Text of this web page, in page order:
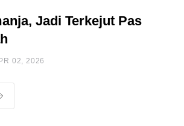
Jadi Terkejut Pas
02, 2026